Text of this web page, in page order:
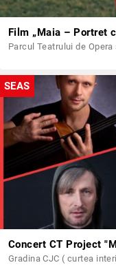
Parcul Teatrului de
SEAS